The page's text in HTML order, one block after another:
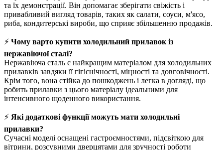
та їх демонстрації. Він допомагає зберігати свіжість і
привабливий вигляд товарів, таких як салати, соуси, м'ясо,
риба, кондитерські вироби, що сприяє збільшенню продажів.
⚡ Чому варто купити холодильний прилавок із
нержавіючої сталі?
Нержавіюча сталь є найкращим матеріалом для холодильних
прилавків завдяки її гігієнічності, міцності та довговічності.
Крім того, вона стійка до пошкоджень і легка в догляді, що
робить прилавки з цього матеріалу ідеальними для
інтенсивного щоденного використання.
⚡ Які додаткові функції можуть мати холодильні
прилавки?
Сучасні моделі оснащені гастроємностями, підсвіткою для
вітрини, розсувними дверцятами для зручності роботи